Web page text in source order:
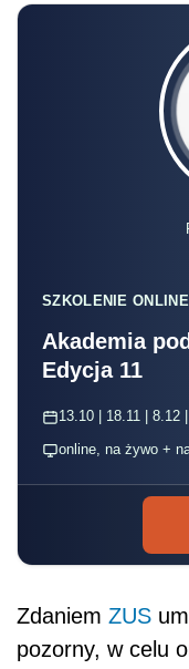
SZKOLENIE ONLINE
Akademia
Edycja 11
13.10 | 18.11 | 8.12
online, na żywo +
Zdaniem ZUS
pozorny, w celu